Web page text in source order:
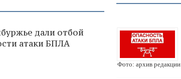
дали отбой
атаки БПЛА
Фото: архив редакции